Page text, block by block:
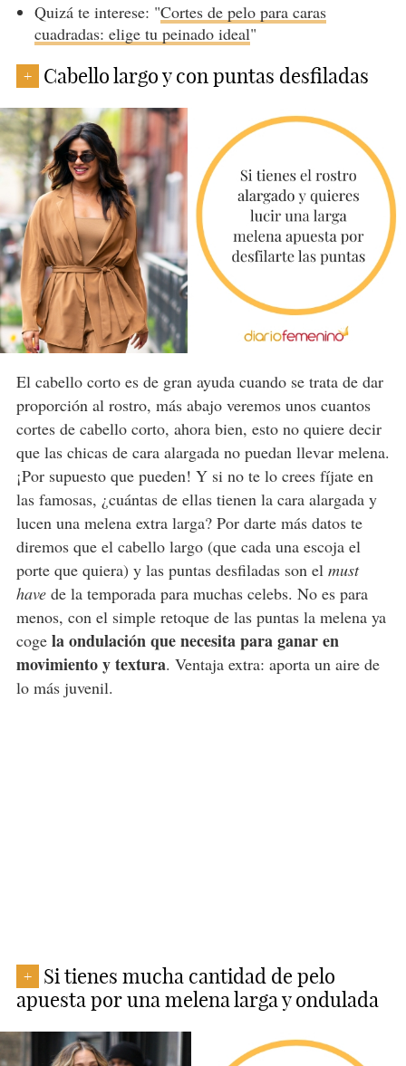
Quizá te interese: "Cortes de pelo para caras
cuadradas: elige tu peinado ideal"
+ Cabello largo y con puntas desfiladas
El cabello corto es de gran ayuda cuando se trata de dar
proporción al rostro, más abajo veremos unos cuantos
cortes de cabello corto, ahora bien, esto no quiere decir
que las chicas de cara alargada no puedan llevar melena.
¡Por supuesto que pueden! Y si no te lo crees fíjate en
las famosas, ¿cuántas de ellas tienen la cara alargada y
lucen una melena extra larga? Por darte más datos te
diremos que el cabello largo (que cada una escoja el
porte que quiera) y las puntas desfiladas son el must
havede la temporada para muchas celebs. No es para
menos, con el simple retoque de las puntas la melena ya
cogela ondulación que necesita para ganar en
movimiento y textura. Ventaja extra: aporta un aire de
lo más juvenil.
+
Si tienes mucha cantidad de pelo
apuesta por una melena larga y ondulada